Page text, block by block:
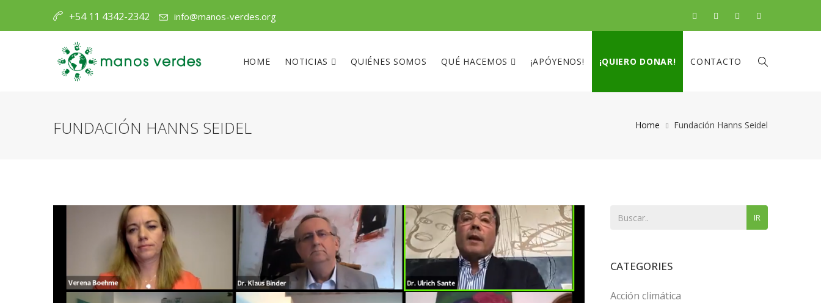
+54 11 4342-2342 info@manos-verdes.org
HOME NOTICIAS QUIÉNES SOMOS QUÉ HACEMOS ¡APÓYENOS! ¡QUIERO DONAR! CONTACTO
FUNDACIÓN HANNS SEIDEL Home Fundación Hanns Seidel
IR
CATEGORIES
Acción climática